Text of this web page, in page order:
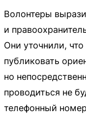
Волонтеры
и
Они уточнили,
публиковать
но
проводиться не
телефонный